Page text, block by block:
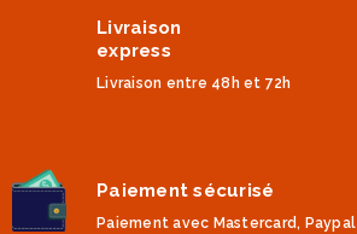
Livraison
express
Livraison entre 48h et 72h
Paiement sécurisé
Paiement avec Mastercard, Paypal